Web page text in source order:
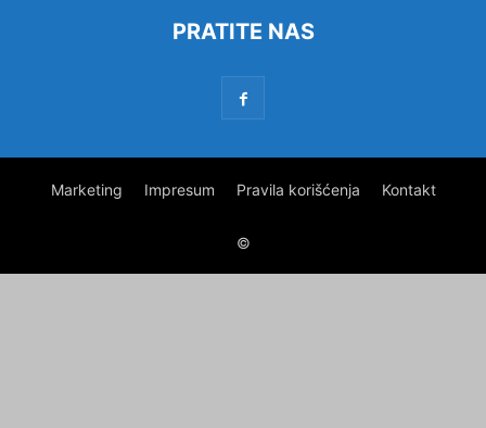
PRATITE NAS
Marketing Impresum Pravila korišćenja Kontakt
©